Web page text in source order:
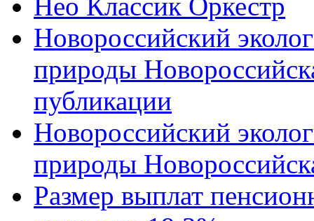
Нео Классик Оркестр
Новороссийский
природы
публикации
Новороссийский
природы
Размер выплат